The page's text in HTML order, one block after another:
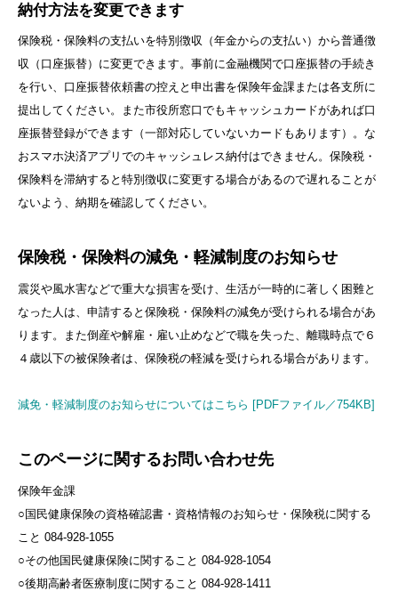
納付方法を変更できます
保険税・保険料の支払いを特別徴収（年金からの支払い）から普通徴
収（口座振替）に変更できます。事前に金融機関で口座振替の手続き
を行い、口座振替依頼書の控えと申出書を保険年金課または各支所に
提出してください。また市役所窓口でもキャッシュカードがあれば口
座振替登録ができます（一部対応していないカードもあります）。な
おスマホ決済アプリでのキャッシュレス納付はできません。保険税・
保険料を滞納すると特別徴収に変更する場合があるので遅れることが
ないよう、納期を確認してください。
保険税・保険料の減免・軽減制度のお知らせ
震災や風水害などで重大な損害を受け、生活が一時的に著しく困難と
なった人は、申請すると保険税・保険料の減免が受けられる場合があ
ります。また倒産や解雇・雇い止めなどで職を失った、離職時点で６
４歳以下の被保険者は、保険税の軽減を受けられる場合があります。
減免・軽減制度のお知らせについてはこちら [PDFファイル／754KB]
このページに関するお問い合わせ先
保険年金課
○国民健康保険の資格確認書・資格情報のお知らせ・保険税に関する
こと 084-928-1055
○その他国民健康保険に関すること 084-928-1054
○後期高齢者医療制度に関すること 084-928-1411